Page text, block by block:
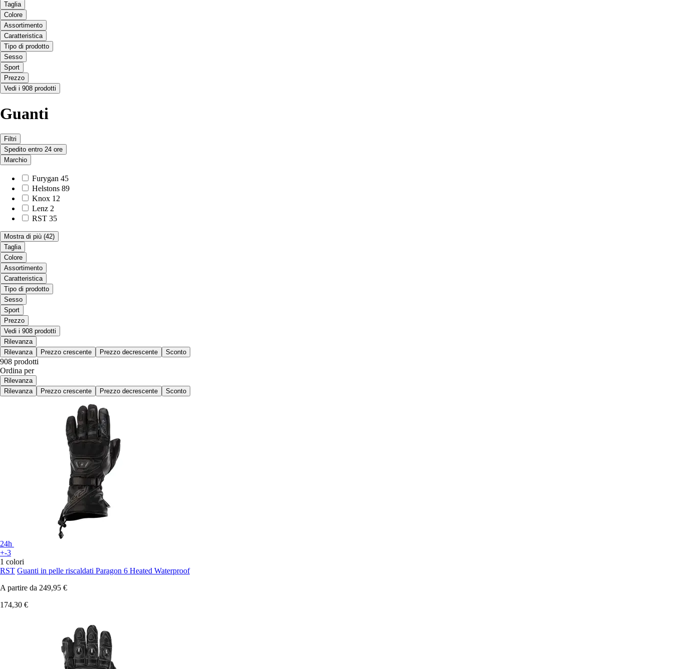
Taglia
Colore
Assortimento
Caratteristica
Tipo di prodotto
Sesso
Sport
Prezzo
Vedi i 908 prodotti
Guanti
Filtri
Spedito entro 24 ore
Marchio
Furygan 45
Helstons 89
Knox 12
Lenz 2
RST 35
Mostra di più (42)
Taglia
Colore
Assortimento
Caratteristica
Tipo di prodotto
Sesso
Sport
Prezzo
Vedi i 908 prodotti
Rilevanza
Rilevanza
Prezzo crescente Prezzo decrescente Sconto
908 prodotti
Ordina per
Rilevanza
Rilevanza
Prezzo crescente Prezzo decrescente Sconto
24h
+-3
1 colori
RST Guanti in pelle riscaldati Paragon 6 Heated Waterproof
A partire da 249,95 €
174,30 €